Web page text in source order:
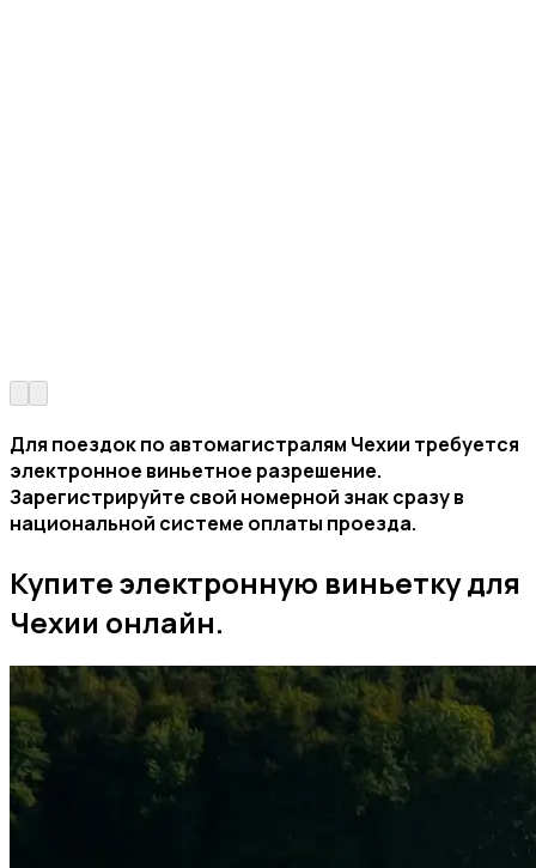
Для поездок по автомагистралям Чехии требуется
электронное виньетное разрешение.
Зарегистрируйте свой номерной знак сразу в
национальной системе оплаты проезда.
Купите электронную виньетку для
Чехии онлайн.